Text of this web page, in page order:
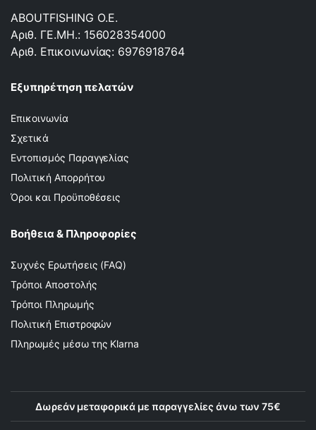
ABOUTFISHING Ο.Ε.
Αριθ. ΓΕ.ΜΗ.: 156028354000
Αριθ. Επικοινωνίας: 6976918764
Εξυπηρέτηση πελατών
Επικοινωνία
Σχετικά
Εντοπισμός Παραγγελίας
Πολιτική Απορρήτου
Όροι και Προϋποθέσεις
Βοήθεια & Πληροφορίες
Συχνές Ερωτήσεις (FAQ)
Τρόποι Αποστολής
Τρόποι Πληρωμής
Πολιτική Επιστροφών
Πληρωμές μέσω της Klarna
Δωρεάν μεταφορικά με παραγγελίες άνω των 75€